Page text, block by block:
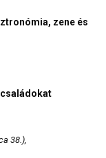
zene és
38.),